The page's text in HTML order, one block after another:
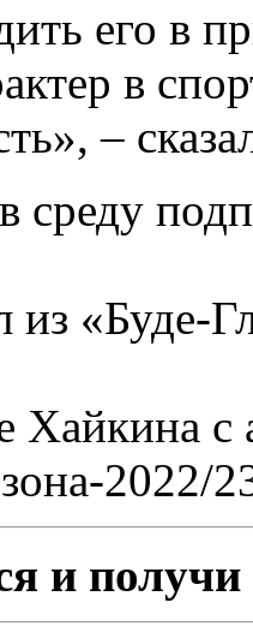
его в
в
–
среду
«Буде-
Хайкина с
2022/
и